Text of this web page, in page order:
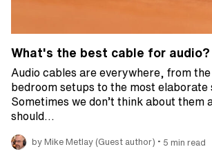
What's the best cable for audio?
Audio cables are everywhere, from
bedroom setups to the most
Sometimes we don’t think about them
should…
by Mike Metlay (Guest author) • 5 min read